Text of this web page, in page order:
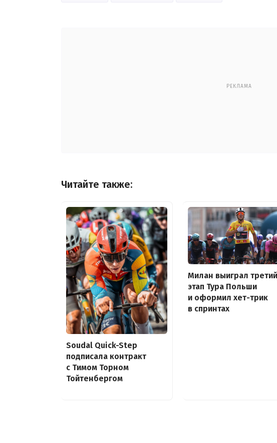
РЕКЛАМА
Читайте также:
Soudal Quick-Step
подписала контракт
с Тимом Торном
Тойтенбергом
Милан выиграл третий
этап Тура Польши
и оформил хет-трик
в спринтах